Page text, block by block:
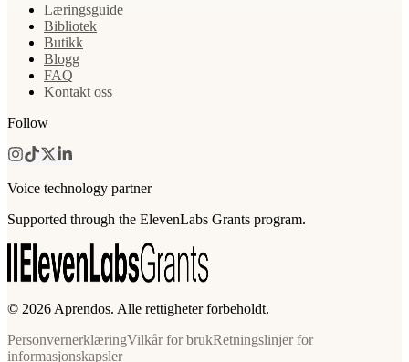
Læringsguide
Bibliotek
Butikk
Blogg
FAQ
Kontakt oss
Follow
Voice technology partner
Supported through the ElevenLabs Grants program.
© 2026 Aprendos. Alle rettigheter forbeholdt.
PersonvernerklæringVilkår for brukRetningslinjer for
informasjonskapsler